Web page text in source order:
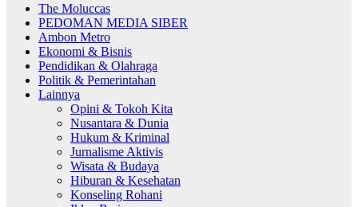
The Moluccas
PEDOMAN MEDIA SIBER
Ambon Metro
Ekonomi & Bisnis
Pendidikan & Olahraga
Politik & Pemerintahan
Lainnya
Opini & Tokoh Kita
Nusantara & Dunia
Hukum & Kriminal
Jurnalisme Aktivis
Wisata & Budaya
Hiburan & Kesehatan
Konseling Rohani